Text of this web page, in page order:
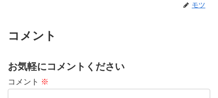
モツ
コメント
お気軽にコメントください
コメント ※